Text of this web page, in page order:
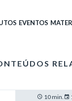
EVENTOS
10 min.